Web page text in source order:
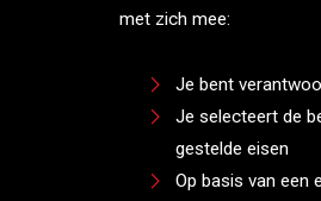
met zich mee:
Je bent
Je selecteert de
gestelde eisen
Op basis van een